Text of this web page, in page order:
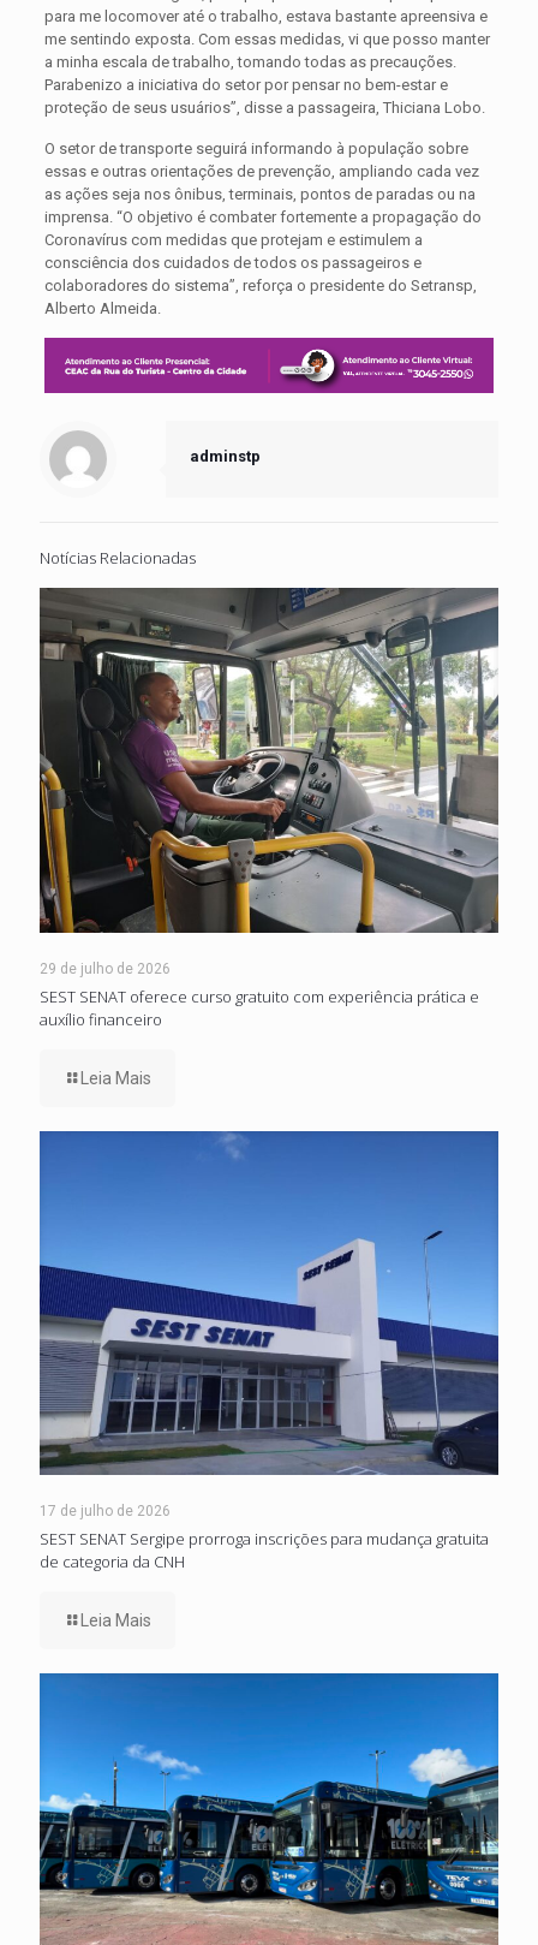
para me locomover até o trabalho, estava bastante apreensiva e
me sentindo exposta. Com essas medidas, vi que posso manter
a minha escala de trabalho, tomando todas as precauções.
Parabenizo a iniciativa do setor por pensar no bem-estar e
proteção de seus usuários”, disse a passageira, Thiciana Lobo.
O setor de transporte seguirá informando à população sobre
essas e outras orientações de prevenção, ampliando cada vez
as ações seja nos ônibus, terminais, pontos de paradas ou na
imprensa. “O objetivo é combater fortemente a propagação do
Coronavírus com medidas que protejam e estimulem a
consciência dos cuidados de todos os passageiros e
colaboradores do sistema”, reforça o presidente do Setransp,
Alberto Almeida.
adminstp
Notícias Relacionadas
29 de julho de 2026
SEST SENAT oferece curso gratuito com experiência prática e
auxílio financeiro
Leia Mais
17 de julho de 2026
SEST SENAT Sergipe prorroga inscrições para mudança gratuita
de categoria da CNH
Leia Mais